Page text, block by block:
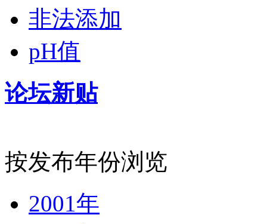
非法添加
pH值
论坛新贴
按发布年份浏览
2001年